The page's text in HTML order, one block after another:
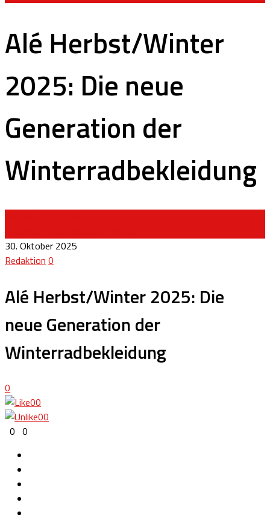
Alé Herbst/Winter
2025: Die neue
Generation der
Winterradbekleidung
30. Oktober 2025
Redaktion 0
Alé Herbst/Winter 2025: Die
neue Generation der
Winterradbekleidung
0
00
00
0 0